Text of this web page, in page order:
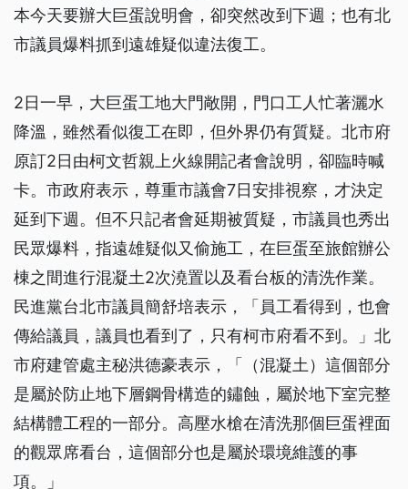
本今天要辦大巨蛋說明會，卻突然改到下週；也有北
市議員爆料抓到遠雄疑似違法復工。
2日一早，大巨蛋工地大門敞開，門口工人忙著灑水
降溫，雖然看似復工在即，但外界仍有質疑。北市府
原訂2日由柯文哲親上火線開記者會說明，卻臨時喊
卡。市政府表示，尊重市議會7日安排視察，才決定
延到下週。但不只記者會延期被質疑，市議員也秀出
民眾爆料，指遠雄疑似又偷施工，在巨蛋至旅館辦公
棟之間進行混凝土2次澆置以及看台板的清洗作業。
民進黨台北市議員簡舒培表示，「員工看得到，也會
傳給議員，議員也看到了，只有柯市府看不到。」北
市府建管處主秘洪德豪表示，「（混凝土）這個部分
是屬於防止地下層鋼骨構造的鏽蝕，屬於地下室完整
結構體工程的一部分。高壓水槍在清洗那個巨蛋裡面
的觀眾席看台，這個部分也是屬於環境維護的事
項。」